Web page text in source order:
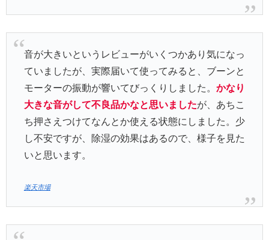
音が大きいというレビューがいくつかあり気になっ
ていましたが、実際届いて使ってみると、ブーンと
モーターの振動が響いてびっくりしました。 かなり
大きな音がして不良品かなと思いましたが、あちこ
ち押さえつけてなんとか使える状態にしました。少
し不安ですが、除湿の効果はあるので、様子を見た
いと思います。
楽天市場